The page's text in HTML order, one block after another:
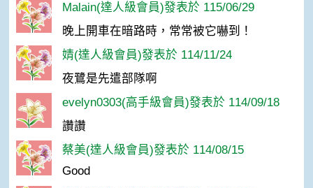
Malain(達人級會員)發表於 115/06/29
晚上開車在暗路時，常常被它嚇到！
婧(達人級會員)發表於 114/11/24
夜鷺是先遣部隊啊
evelyn0303(高手級會員)發表於 114/09/18
讚讚
蔡美(達人級會員)發表於 114/08/15
Good